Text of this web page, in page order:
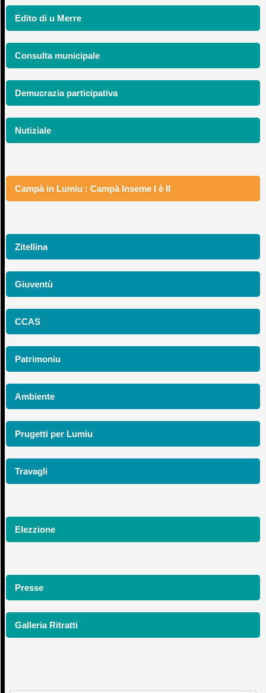
Edito di u Merre
Consulta municipale
Demucrazia participativa
Nutiziale
Campà in Lumiu : Campà Inseme I è II
Zitellina
Giuventù
CCAS
Patrimoniu
Ambiente
Prugetti per Lumiu
Travagli
Elezzione
Presse
Galleria Ritratti